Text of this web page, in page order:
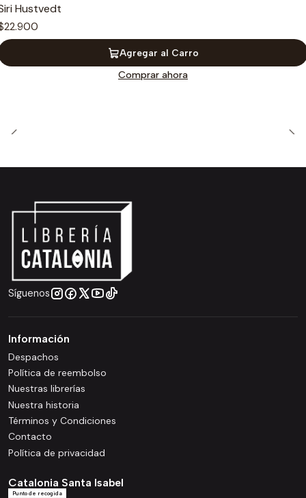
Hustvedt
Agregar al Carro
Comprar ahora
Síguenos
Información
Despachos
Política de reembolso
Nuestras librerías
Nuestra historia
Términos y Condiciones
Contacto
Política de privacidad
Catalonia Santa Isabel
Punto de recogida